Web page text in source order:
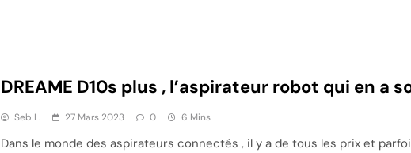
DREAME D10s plus , l’aspirateur robot qui en a
Seb L. 27 Mars 2023 0 6 Mins
Dans le monde des aspirateurs connectés , il y a de tous les prix et